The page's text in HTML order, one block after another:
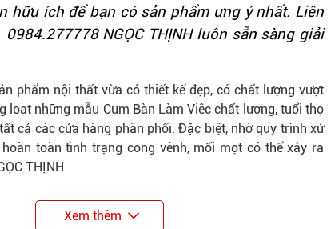
hữu ích để bạn có sản phẩm ưng ý nhất. Liên
NGỌC THỊNH luôn sẵn sàng giải
phẩm nội thất vừa có thiết kế đẹp, có chất lượng vượt
loạt những mẫu Cụm Bàn Làm Việcchất lượng, tuổi thọ
cả các cửa hàng phân phối. Đặc biệt, nhờ quy trình xử
toàn tình trạng cong vênh, mối mọt có thể xảy ra
THỊNH
Xem thêm